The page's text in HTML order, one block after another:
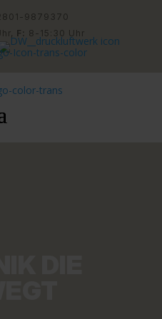
9879370
F: 8-15:30 Uhr